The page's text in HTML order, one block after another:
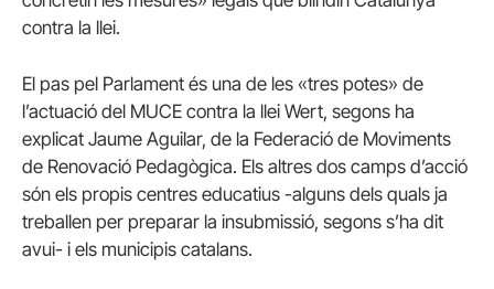
contra la llei.
El pas pel Parlament és una de les «tres potes» de
l’actuació del MUCE contra la llei Wert, segons ha
explicat Jaume Aguilar, de la Federació de Moviments
de Renovació Pedagògica. Els altres dos camps d’acció
són els propis centres educatius -alguns dels quals ja
treballen per preparar la insubmissió, segons s’ha dit
avui- i els municipis catalans.